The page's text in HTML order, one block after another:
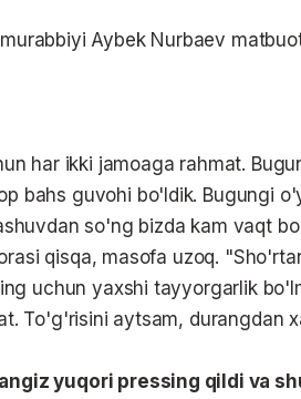
Aybek Nurbaev
har ikki jamoaga rahmat.
bahs guvohi bo'ldik. Bugungi
so'ng bizda kam vaqt
qisqa, masofa uzoq.
uchun yaxshi tayyorgarlik
To'g'risini aytsam, durangdan
yuqori pressing qildi va